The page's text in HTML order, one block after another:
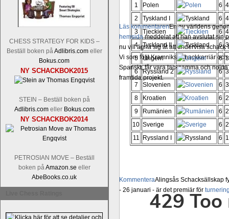
CHESS STRATEGY FOR KIDS –
Beställ boken på Adlibris.comeller
Bokus.com
NY SCHACKBOK2015
STEIN – Beställ boken på
Adlibris.comeller Bokus.com
NY SCHACKBOK2014
PETROSIAN MOVE – Beställ
boken på Amazon.se eller
AbeBooks.co.uk
Läs kommentarenEn av världens
hemsidameddelat att han avslutat sin
nu vill ägna sig åt att undervisa
Vi som följt Kramniks schackkarriär
Spanskt, får vara tacksamma och
framtida projekt.
KommenteraAlingsås Schacksällskap
- 26 januari - är det premiär för
1 Polen 6 4
2
Tyskland I 6 4
3
Tjeckien 6 4
4
Tyskland II 6 3
5
Ungern 6 3
6
Ryssland 2 6 3
7
Slovenien 6 3
8
Kroatien 6 2
9
Rumänien 6 2
10 Sverige 6 2
11
Ryssland I 6 1